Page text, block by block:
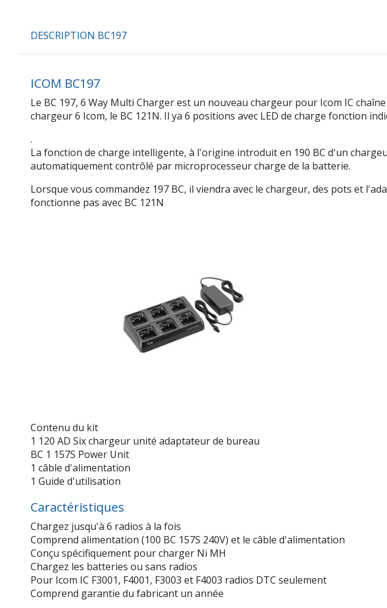
DESCRIPTION BC197
ICOM BC197
Le BC 197, 6 Way Multi Charger est un nouveau chargeur pour Icom IC
chargeur 6 Icom, le BC 121N. Il ya 6 positions avec LED de charge fonction
.
La fonction de charge intelligente, à l'origine introduit en 190 BC d'un
automatiquement contrôlé par microprocesseur charge de la batterie.
Lorsque vous commandez 197 BC, il viendra avec le chargeur, des pots et
fonctionne pas avec BC 121N
Contenu du kit
1 120 AD Six chargeur unité adaptateur de bureau
BC 1 157S Power Unit
1 câble d'alimentation
1 Guide d'utilisation
Caractéristiques
Chargez jusqu'à 6 radios à la fois
Comprend alimentation (100 BC 157S 240V) et le câble d'alimentation
Conçu spécifiquement pour charger Ni MH
Chargez les batteries ou sans radios
Pour Icom IC F3001, F4001, F3003 et F4003 radios DTC seulement
Comprend garantie du fabricant un année